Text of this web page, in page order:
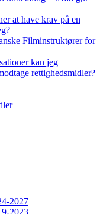
at have krav på en
Filminstruktører for
kan jeg
rettighedsmidler?
2027
2023